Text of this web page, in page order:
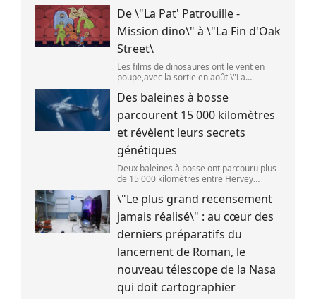
SpaceX doit s\'écraser accidentellement
sur la Lune,mercredi 5 août. Cette coll
De \"La Pat' Patrouille -
Mission dino\" à \"La Fin d'Oak
Street\
Les films de dinosaures ont le vent en
poupe,avec la sortie en août \"La
d\'Oak Street\". (APOLLONIA HILVERDA /
Des baleines à bosse
parcourent 15 000 kilomètres
et révèlent leurs secrets
génétiques
Deux baleines à bosse ont parcouru plus
de 15 000 kilomètres entre Hervey
(Vincent Pommeyrol)
\"Le plus grand recensement
jamais réalisé\" : au cœur des
derniers préparatifs du
lancement de Roman, le
nouveau télescope de la Nasa
qui doit cartographier